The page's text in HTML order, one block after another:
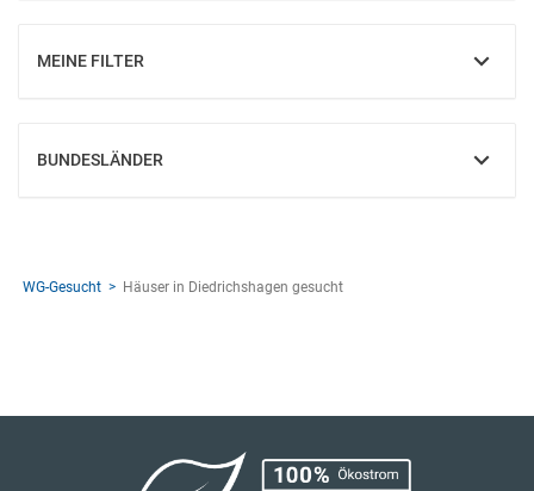
MEINE FILTER
EINBLENDEN
BUNDESLÄNDER
EINBLENDEN
WG-Gesucht Häuser in Diedrichshagen gesucht